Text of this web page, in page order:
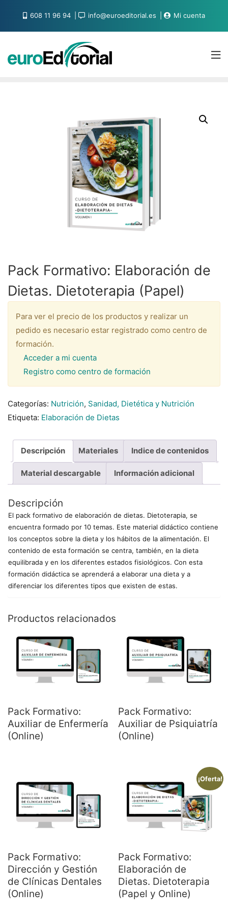
608 11 96 94 info@euroeditorial.es Mi cuenta
Pack Formativo: Elaboración de
Dietas. Dietoterapia (Papel)
Para ver el precio de los productos y realizar un
pedido es necesario estar registrado como centro de
formación.
Acceder a mi cuenta
Registro como centro de formación
Categorías: Nutrición, Sanidad, Dietética y Nutrición
Etiqueta: Elaboración de Dietas
Descripción Materiales Indice de contenidos
Material descargable Información adicional
Descripción
El pack formativo de elaboración de dietas. Dietoterapia, se
encuentra formado por 10 temas. Este material didáctico contiene
los conceptos sobre la dieta y los hábitos de la alimentación. El
contenido de esta formación se centra, también, en la dieta
equilibrada y en los diferentes estados fisiológicos. Con esta
formación didáctica se aprenderá a elaborar una dieta y a
diferenciar los diferentes tipos que existen de estas.
Productos relacionados
Pack Formativo:
Auxiliar de Enfermería
(Online)
Pack Formativo:
Auxiliar de Psiquiatría
(Online)
Pack Formativo:
Dirección y Gestión
de Clínicas Dentales
(Online)
¡Oferta!
Pack Formativo:
Elaboración de
Dietas. Dietoterapia
(Papel y Online)